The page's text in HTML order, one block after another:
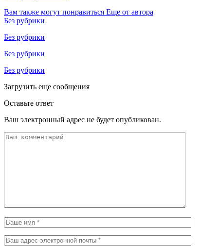
Вам также могут понравиться Еще от автора
Без рубрики
Без рубрики
Без рубрики
Без рубрики
Загрузить еще сообщения
Оставьте ответ
Ваш электронный адрес не будет опубликован.